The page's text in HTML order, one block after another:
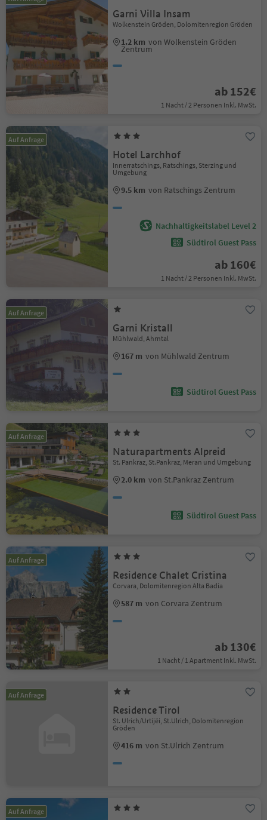
Garni Villa Insam
Wolkenstein Gröden, Dolomitenregion Gröden
1.2 km von Wolkenstein Gröden
Zentrum
ab 152€
1 Nacht / 2 Personen Inkl. MwSt.
Auf Anfrage
Hotel Larchhof
Innerratschings, Ratschings, Sterzing und
Umgebung
9.5 km von Ratschings Zentrum
Nachhaltigkeitslabel Level 2
Südtirol Guest Pass
ab 160€
1 Nacht / 2 Personen Inkl. MwSt.
Auf Anfrage
Garni Kristall
Mühlwald, Ahrntal
167 m von Mühlwald Zentrum
Südtirol Guest Pass
Auf Anfrage
Naturapartments Alpreid
St. Pankraz, St.Pankraz, Meran und Umgebung
2.0 km von St.Pankraz Zentrum
Südtirol Guest Pass
Auf Anfrage
Residence Chalet Cristina
Corvara, Dolomitenregion Alta Badia
587 m von Corvara Zentrum
ab 130€
1 Nacht / 1 Apartment Inkl. MwSt.
Auf Anfrage
Residence Tirol
St. Ulrich/Urtijëi, St.Ulrich, Dolomitenregion
Gröden
416 m von St.Ulrich Zentrum
Auf Anfrage